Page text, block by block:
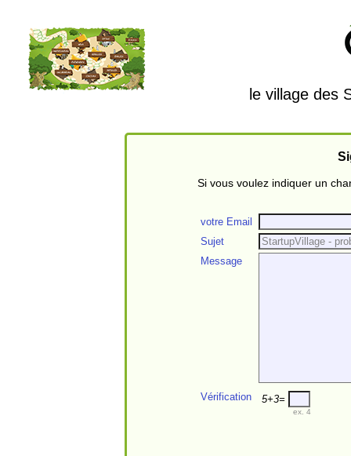
le village des
Si vous voulez indiquer un
votre Email
Sujet
Message
Vérification 5+3=
ex. 4